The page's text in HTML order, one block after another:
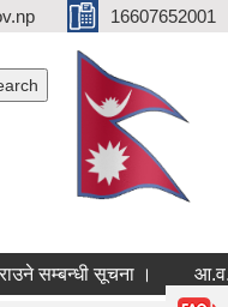
16607652001
सम्बन्धी सूचना ।